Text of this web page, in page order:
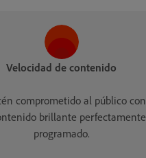
Velocidad de contenido
comprometido al público con
brillante perfectamente
programado.